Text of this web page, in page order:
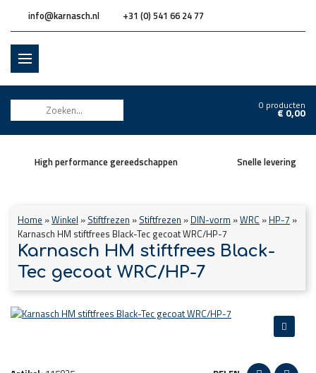
info@karnasch.nl +31 (0) 541 66 24 77
0 producten
€0,00
High performance gereedschappen Snelle levering
Home »Winkel » Stiftfrezen » Stiftfrezen » DIN-vorm »WRC » HP-7 »
Karnasch HM stiftfrees Black-Tec gecoat WRC/HP-7
Karnasch HM stiftfrees Black-
Tec gecoat WRC/HP-7